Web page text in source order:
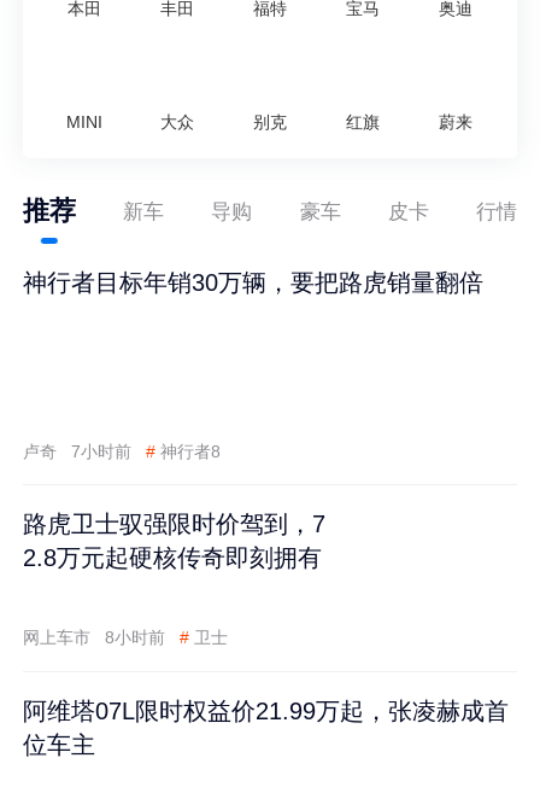
本田 丰田 福特 宝马 奥迪
MINI 大众 别克 红旗 蔚来
推荐 新车 导购 豪车 皮卡 行情
神行者目标年销30万辆，要把路虎销量翻倍
卢奇 7小时前 # 神行者8
路虎卫士驭强限时价驾到，7
2.8万元起硬核传奇即刻拥有
网上车市 8小时前 # 卫士
阿维塔07L限时权益价21.99万起，张凌赫成首
位车主